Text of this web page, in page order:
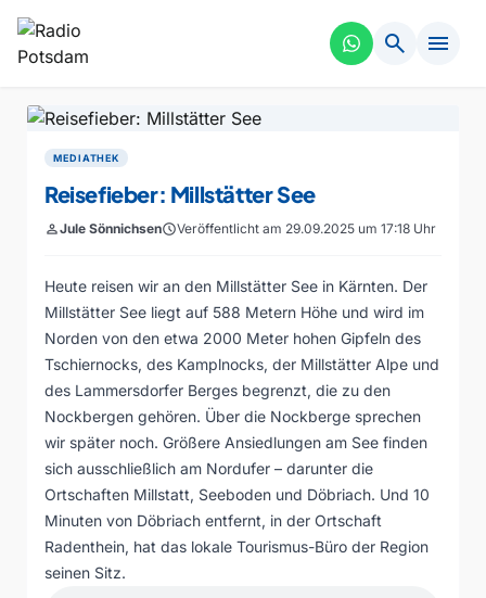
search menu
MEDIATHEK
Reisefieber: Millstätter See
personJule SönnichsenscheduleVeröffentlicht am 29.09.2025 um 17:18 Uhr
Heute reisen wir an den Millstätter See in Kärnten. Der
Millstätter See liegt auf 588 Metern Höhe und wird im
Norden von den etwa 2000 Meter hohen Gipfeln des
Tschiernocks, des Kamplnocks, der Millstätter Alpe und
des Lammersdorfer Berges begrenzt, die zu den
Nockbergen gehören. Über die Nockberge sprechen
wir später noch. Größere Ansiedlungen am See finden
sich ausschließlich am Nordufer – darunter die
Ortschaften Millstatt, Seeboden und Döbriach. Und 10
Minuten von Döbriach entfernt, in der Ortschaft
Radenthein, hat das lokale Tourismus-Büro der Region
seinen Sitz.